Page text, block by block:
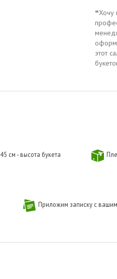
❝Хочу
этот
45 см - высота букета
Приложим записку с вашим